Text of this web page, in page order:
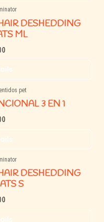
DESHEDDING
ML
pet
3 EN 1
DESHEDDING
S